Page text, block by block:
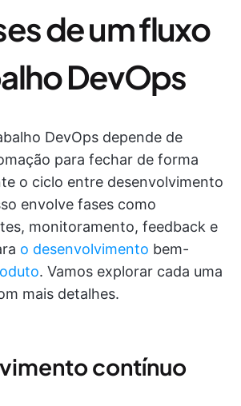
de um fluxo
DevOps
DevOps depende de
para fechar de forma
o ciclo entre desenvolvimento
envolve fases como
monitoramento, feedback e
o desenvolvimento bem-
. Vamos explorar cada uma
mais detalhes.
contínuo